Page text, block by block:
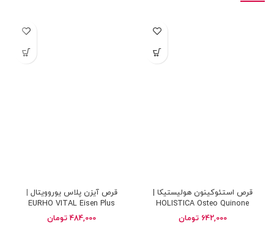
قرص استئوکینون هولیستیکا |
HOLISTICA Osteo Quinone
642,000 تومان
قرص آیزن پلاس یوروویتال |
EURHO VITAL Eisen Plus
484,000 تومان